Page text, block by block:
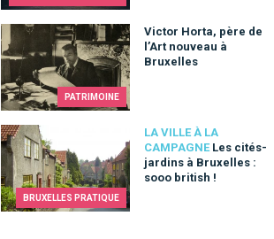
PATRIMOINE
Victor Horta, père de
l’Art nouveau à
Bruxelles
Victor Horta, père de l’Art nouveau à Bruxelles
BRUXELLES PRATIQUE
LA VILLE À LA
CAMPAGNE Les cités-
jardins à Bruxelles :
sooo british !
Les cités-jardins à Bruxelles : sooo british !